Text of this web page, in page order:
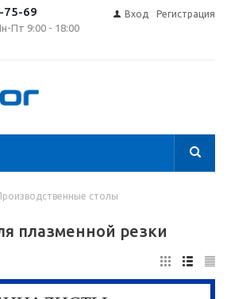
75-69
Пт 9:00 - 18:00
Вход Регистрация
столы
плазменной резки